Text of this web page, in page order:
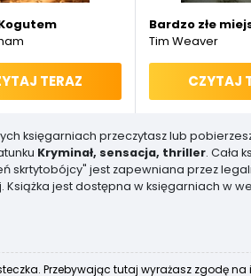
TERAZ
Bardzo złe
Tim Weaver
CZYTAJ
księgarniach przeczytasz lub
Kryminał, sensacja, thriller. Cała
skrtytobójcy" jest zapewniana przez
jest dostępna w księgarniach w
Przebywając tutaj wyrażasz zgodę